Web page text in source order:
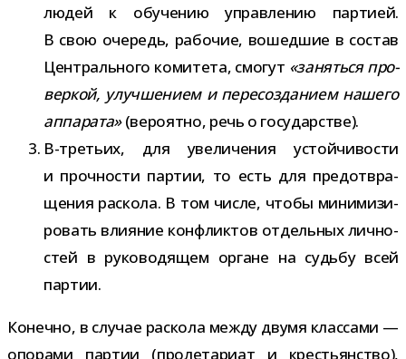
людей к обу­че­нию управ­ле­нию пар­тией.
В свою оче­редь, рабо­чие, вошед­шие в состав
Центрального коми­тета, смо­гут «заняться про­
вер­кой, улуч­ше­нием и пере­со­зда­нием нашего
аппа­рата»(веро­ятно, речь о государстве).
В-​третьих, для уве­ли­че­ния устой­чи­во­сти
и проч­но­сти пар­тии, то есть для предот­вра­
ще­ния рас­кола. В том числе, чтобы мини­ми­зи­
ро­вать вли­я­ние кон­флик­тов отдель­ных лич­но­
стей в руко­во­дя­щем органе на судьбу всей
партии.
Конечно, в слу­чае рас­кола между двумя клас­сами —
опо­рами пар­тии (про­ле­та­риат и кре­стьян­ство),